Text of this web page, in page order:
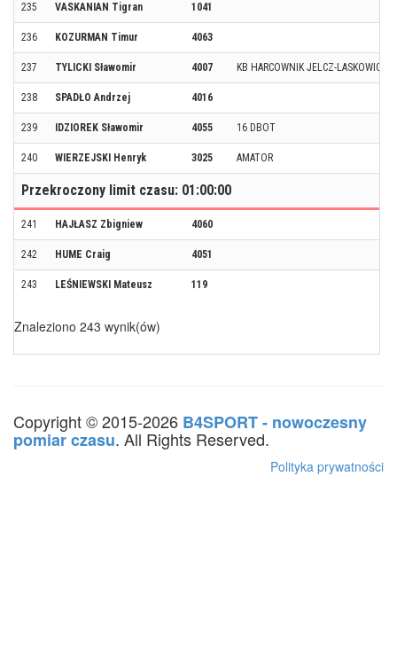
235 VASKANIAN Tigran 1041
236 KOZURMAN Timur 4063
237 TYLICKI Sławomir 4007 KB HARCOWNIK JELCZ-LASKOWICE
238 SPADŁO Andrzej 4016
239 IDZIOREK Sławomir 4055 16 DBOT
240 WIERZEJSKI Henryk 3025 AMATOR
Przekroczony limit czasu: 01:00:00
241 HAJŁASZ Zbigniew 4060
242 HUME Craig 4051
243 LEŚNIEWSKI Mateusz 119
Znaleziono 243 wynik(ów)
Copyright © 2015-2026 B4SPORT - nowoczesny
pomiar czasu. All Rights Reserved.
Polityka prywatności